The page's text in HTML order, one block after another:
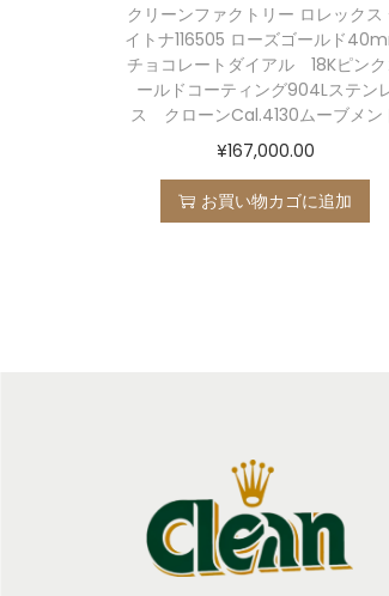
クリーンファクトリー ロレックス
イトナ116505 ローズゴールド
チョコレートダイアル 18Kピン
ールドコーティング904Lステン
ス クローンCal.4130ムーブメン
¥167,000.00
お買い物カゴに追加